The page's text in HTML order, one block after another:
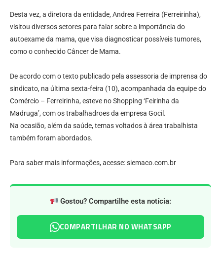
Desta vez, a diretora da entidade, Andrea Ferreira (Ferreirinha),
visitou diversos setores para falar sobre a importância do
autoexame da mama, que visa diagnosticar possíveis tumores,
como o conhecido Câncer de Mama.
De acordo com o texto publicado pela assessoria de imprensa do
sindicato, na última sexta-feira (10), acompanhada da equipe do
Comércio – Ferreirinha, esteve no Shopping ‘Feirinha da
Madruga’, com os trabalhadroes da empresa Gocil.
Na ocasião, além da saúde, temas voltados à área trabalhista
também foram abordados.
Para saber mais informações, acesse: siemaco.com.br
Gostou? Compartilhe esta notícia:
COMPARTILHAR NO WHATSAPP